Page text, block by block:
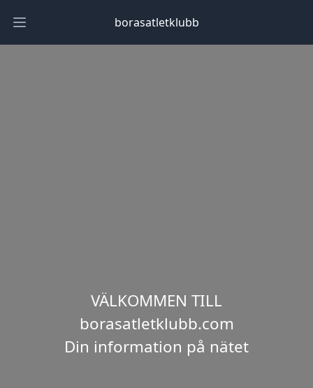
Open main menu borasatletklubb
VÄLKOMMEN TILL
borasatletklubb.com
Din information på nätet